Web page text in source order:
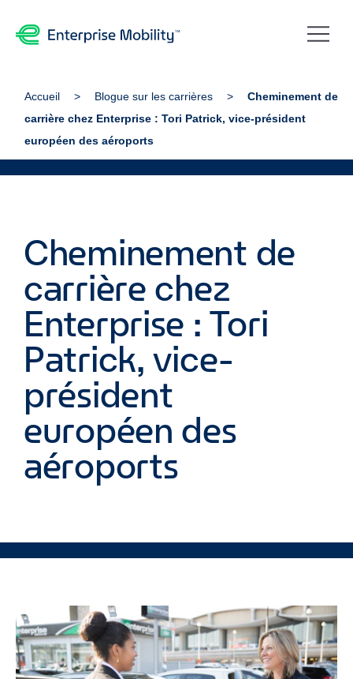
Accueil Blogue sur les carrières
Cheminement de
carrière chez Enterprise : Tori Patrick, vice-président
européen des aéroports
Cheminement de
carrière chez
Enterprise : Tori
Patrick, vice-
président
européen des
aéroports